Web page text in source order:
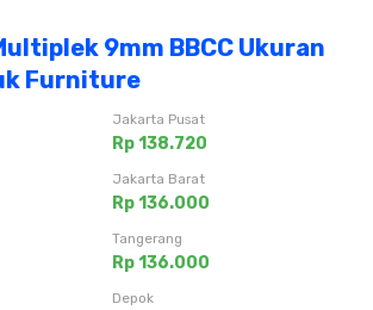
9mm BBCC Ukuran
Furniture
Jakarta Pusat
Rp 138.720
Jakarta Barat
Rp 136.000
Tangerang
Rp 136.000
Depok